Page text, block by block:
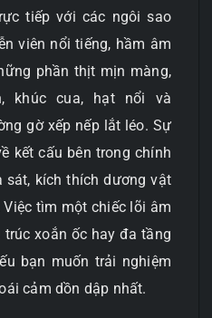
tiếp với các ngôi sao
viên nổi tiếng, hầm âm
phần thịt mịn màng,
khúc cua, hạt nổi và
gờ xếp nếp lắt léo. Sự
kết cấu bên trong chính
sát, kích thích dương vật
tìm một chiếc lõi âm
xoắn ốc hay đa tầng
bạn muốn trải nghiệm
cảm dồn dập nhất.